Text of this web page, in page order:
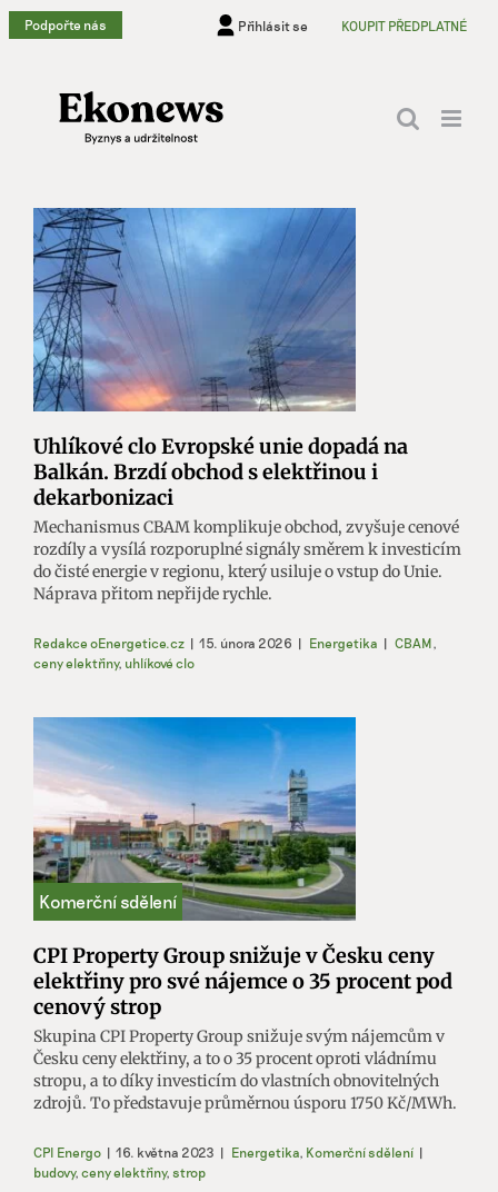
Přeskočit
na
Podpořte nás Přihlásit se KOUPIT PŘEDPLATNÉ
Uhlíkové clo Evropské unie dopadá na
Balkán. Brzdí obchod s elektřinou i
dekarbonizaci
Mechanismus CBAM komplikuje obchod, zvyšuje cenové
rozdíly a vysílá rozporuplné signály směrem k investicím
do čisté energie v regionu, který usiluje o vstup do Unie.
Náprava přitom nepřijde rychle.
Redakce oEnergetice.cz | 15. února 2026 | Energetika | CBAM,
ceny elektřiny, uhlíkové clo
CPI Property Group snižuje v Česku ceny
elektřiny pro své nájemce o 35 procent pod
cenový strop
Skupina CPI Property Group snižuje svým nájemcům v
Česku ceny elektřiny, a to o 35 procent oproti vládnímu
stropu, a to díky investicím do vlastních obnovitelných
zdrojů. To představuje průměrnou úsporu 1750 Kč/MWh.
CPI Energo | 16. května 2023 | Energetika, Komerční sdělení |
budovy, ceny elektřiny, strop